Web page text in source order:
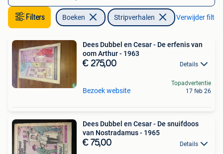
Filters Boeken Stripverhalen Verwijder
Dees Dubbel en Cesar - De erfenis van
oom Arthur - 1963
€ 275,00 Details
Bezoek website
Topadvertentie
17 feb 26
Dees Dubbel en Cesar - De snuifdoos
van Nostradamus - 1965
€ 75,00 Details